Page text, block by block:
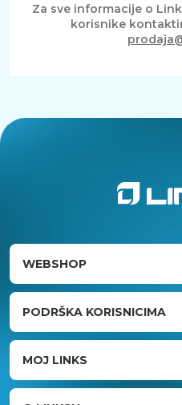
Za sve informacije o
korisnike
WEBSHOP
PODRŠKA KORISNICIMA
MOJ LINKS